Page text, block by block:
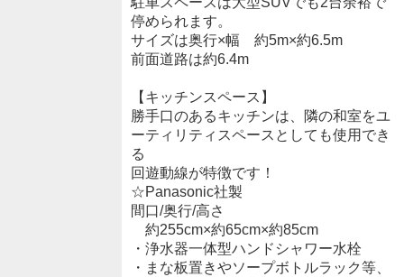
停められます。
サイズは奥行×幅 約5m×約6.5m
前面道路は約6.4m
【キッチンスペース】
勝手口のあるキッチンは、隣の和室をユ
ーティリティスペースとしても使用でき
る
回遊動線が特徴です！
☆Panasonic社製
間口/奥行/高さ
約255cm×約65cm×約85cm
・浄水器一体型ハンドシャワー水栓
・まな板置きやソープボトルラック等、